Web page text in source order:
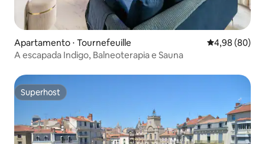
Apartamento ⋅ Tournefeuille 4,98 de uma
4,98 (80)
A escapada Indigo, Balneoterapia e Sauna
Superhost
Superhost